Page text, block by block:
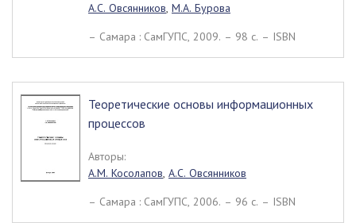
А.С. Овсянников, М.А. Бурова
– Самара : СамГУПС, 2009. – 98 c. – ISBN
Теоретические основы информационных
процессов
Авторы:
А.М. Косолапов, А.С. Овсянников
– Самара : СамГУПС, 2006. – 96 c. – ISBN